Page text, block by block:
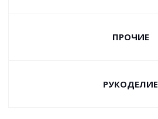
ПРОЧИЕ
РУКОДЕЛИЕ